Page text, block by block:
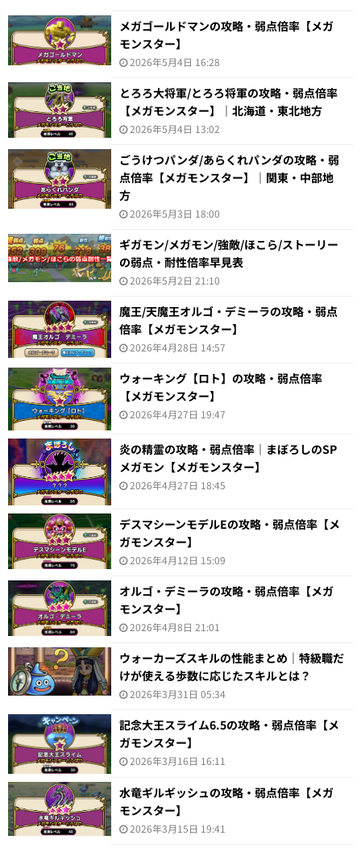
メガゴールドマンの攻略・弱点倍率【メガ
モンスター】
2026年5月4日 16:28
とろろ大将軍/とろろ将軍の攻略・弱点倍率
【メガモンスター】｜北海道・東北地方
2026年5月4日 13:02
ごうけつパンダ/あらくれパンダの攻略・弱
点倍率【メガモンスター】｜関東・中部地
方
2026年5月3日 18:00
ギガモン/メガモン/強敵/ほこら/ストーリー
の弱点・耐性倍率早見表
2026年5月2日 21:10
魔王/天魔王オルゴ・デミーラの攻略・弱点
倍率【メガモンスター】
2026年4月28日 14:57
ウォーキング【ロト】の攻略・弱点倍率
【メガモンスター】
2026年4月27日 19:47
炎の精霊の攻略・弱点倍率｜まぼろしのSP
メガモン【メガモンスター】
2026年4月27日 18:45
デスマシーンモデルEの攻略・弱点倍率【メ
ガモンスター】
2026年4月12日 15:09
オルゴ・デミーラの攻略・弱点倍率【メガ
モンスター】
2026年4月8日 21:01
ウォーカーズスキルの性能まとめ｜特級職だ
けが使える歩数に応じたスキルとは？
2026年3月31日 05:34
記念大王スライム6.5の攻略・弱点倍率【メ
ガモンスター】
2026年3月16日 16:11
水竜ギルギッシュの攻略・弱点倍率【メガ
モンスター】
2026年3月15日 19:41